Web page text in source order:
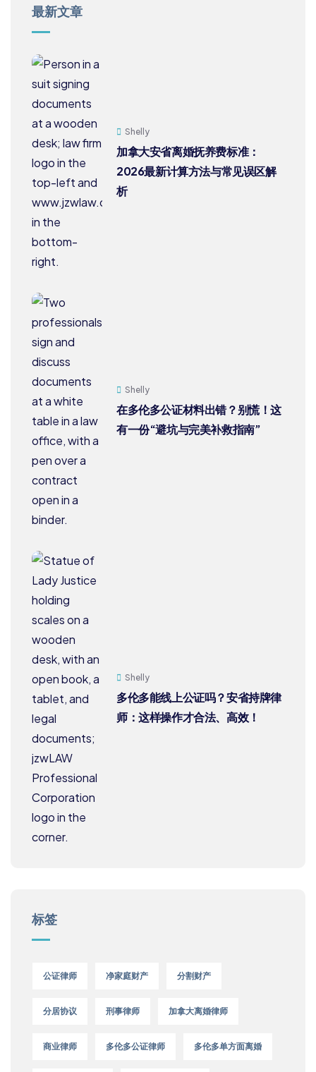
最新文章
Shelly
加拿大安省离婚抚养费标准：
2026最新计算方法与常见误区解
析
Shelly
在多伦多公证材料出错？别慌！这
有一份“避坑与完美补救指南”
Shelly
多伦多能线上公证吗？安省持牌律
师：这样操作才合法、高效！
标签
公证律师 净家庭财产 分割财产
分居协议 刑事律师 加拿大离婚律师
商业律师 多伦多公证律师 多伦多单方面离婚